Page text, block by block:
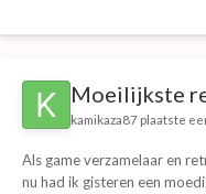
Moeilijkste
kamikaza87 plaatste
Als game verzamelaar en
nu had ik gisteren een